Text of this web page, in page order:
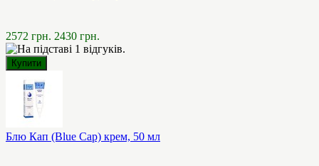
2572 грн. 2430 грн.
Блю Кап (Blue Cap) крем, 50 мл